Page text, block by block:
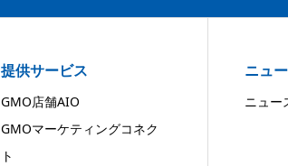
提供サービス
GMO店舗AIO
GMOマーケティングコネク
ト
ニュ
ニュー